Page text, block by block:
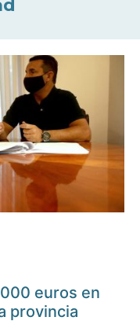
euros en
provincia